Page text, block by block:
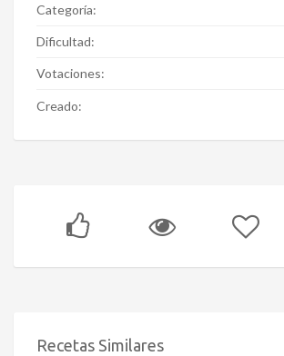
Categoría:
Dificultad:
Votaciones:
Creado:
Recetas Similares